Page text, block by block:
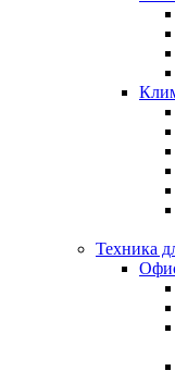
Техника